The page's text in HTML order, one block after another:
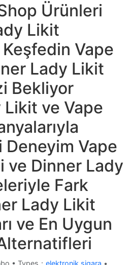
Ürünleri
Likit
Vape
Lady Likit
Bekliyor
ve Vape
Deneyim Vape
ve Dinner Lady
Fark
Lady Likit
ve En Uygun
• Types： elektronik sigara •